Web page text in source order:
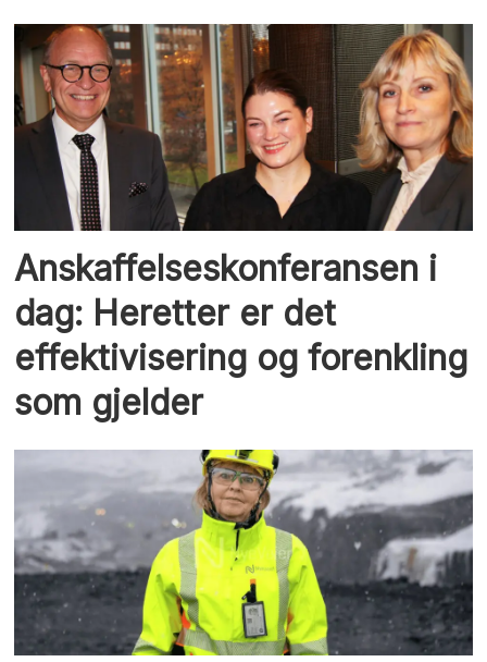
Anskaffelseskonferansen i
dag: Heretter er det
effektivisering og forenkling
som gjelder